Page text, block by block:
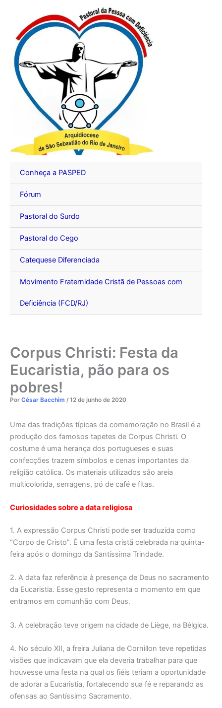
conteúdo
Conheça a PASPED
Fórum
Pastoral do Surdo
Pastoral do Cego
Catequese Diferenciada
Movimento Fraternidade Cristã de Pessoas com
Deficiência (FCD/RJ)
Corpus Christi: Festa da
Eucaristia, pão para os
pobres!
Por César Bacchim / 12 de junho de 2020
Uma das tradições típicas da comemoração no Brasil é a
produção dos famosos tapetes de Corpus Christi. O
costume é uma herança dos portugueses e suas
confecções trazem símbolos e cenas importantes da
religião católica. Os materiais utilizados são areia
multicolorida, serragens, pó de café e fitas.
Curiosidades sobre a data religiosa
1. A expressão Corpus Christi pode ser traduzida como
“Corpo de Cristo”. É uma festa cristã celebrada na quinta-
feira após o domingo da Santíssima Trindade.
2. A data faz referência à presença de Deus no sacramento
da Eucaristia. Esse gesto representa o momento em que
entramos em comunhão com Deus.
3. A celebração teve origem na cidade de Liège, na Bélgica.
4. No século XII, a freira Juliana de Cornillon teve repetidas
visões que indicavam que ela deveria trabalhar para que
houvesse uma festa na qual os fiéis teriam a oportunidade
de adorar a Eucaristia, fortalecendo sua fé e reparando as
ofensas ao Santíssimo Sacramento.